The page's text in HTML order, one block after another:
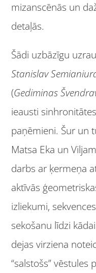
mizanscēnās un
detaļās.
Šādi uzbāzīgu
Stanislav
(Gediminas
ieausti
paņēmieni. Šur un
Matsa Eka un
darbs ar ķermeņa
aktīvās
izliekumi,
sekošanu līdzi
dejas virziena
“salstošs” vēstules